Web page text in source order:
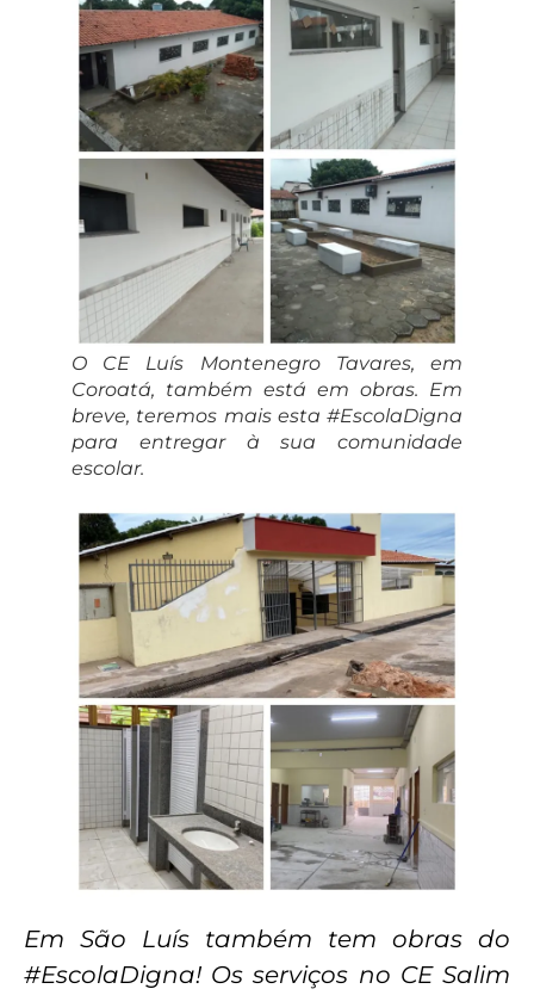
O CE Luís Montenegro Tavares, em
Coroatá, também está em obras. Em
breve, teremos mais esta #EscolaDigna
para entregar à sua comunidade
escolar.
Em São Luís também tem obras do
#EscolaDigna! Os serviços no CE Salim